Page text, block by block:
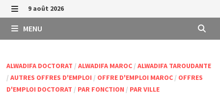
Passer
au
contenu
MENU
9 août 2026
MENU
ALWADIFA DOCTORAT / ALWADIFA MAROC/ ALWADIFA TAROUDANTE
/ AUTRES OFFRES D'EMPLOI / OFFRE D'EMPLOI MAROC/ OFFRES
D'EMPLOI DOCTORAT / PAR FONCTION / PAR VILLE